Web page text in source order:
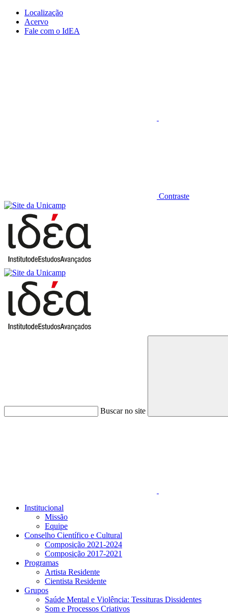
Conteúdo principal
Localização
Acervo
Fale com o IdEA
Contraste
Buscar no site
Institucional
Missão
Equipe
Conselho Científico e Cultural
Composição 2021-2024
Composição 2017-2021
Programas
Artista Residente
Cientista Residente
Grupos
Saúde Mental e Violência: Tessituras Dissidentes
Som e Processos Criativos